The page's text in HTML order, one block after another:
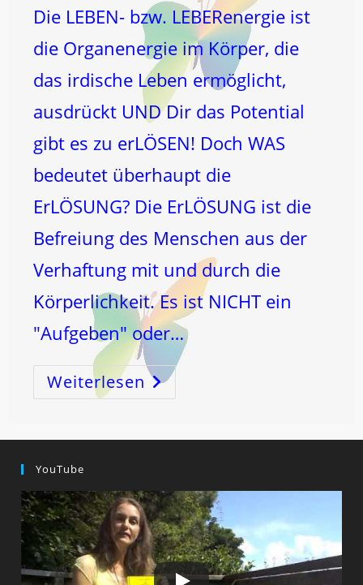
Die LEBEN- bzw. LEBERenergie ist
die Organenergie im Körper, die
das irdische Leben ermöglicht,
ausdrückt UND Dir das Potential
gibt es zu erLÖSEN! Doch WAS
bedeutet überhaupt die
ErLÖSUNG? Die ErLÖSUNG ist die
Befreiung des Menschen aus der
Verhaftung mit und durch die
Körperlichkeit. Es ist NICHT ein
"Aufgeben" oder…
Weiterlesen Die
LEBERenergie,
Abraham,
YouTube